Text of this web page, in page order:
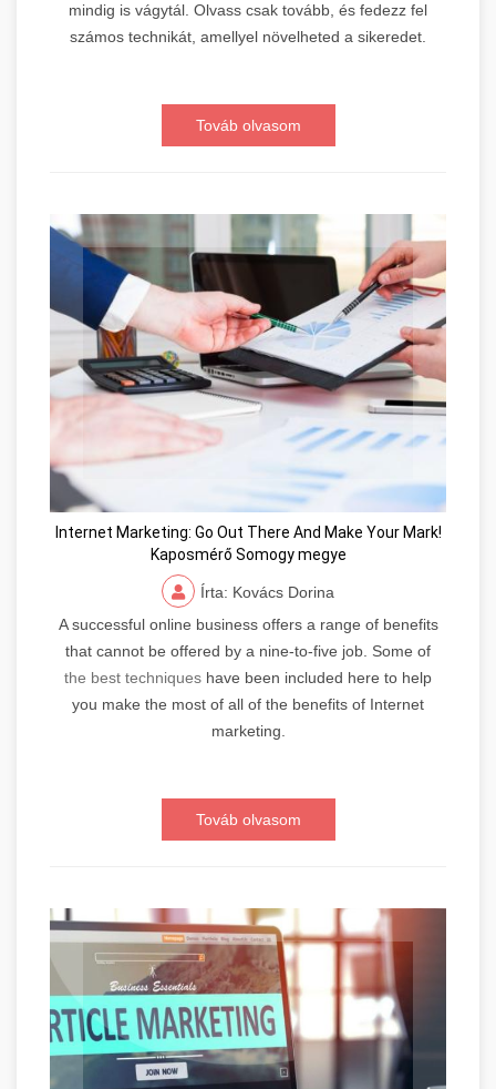
mindig is vágytál. Olvass csak tovább, és fedezz fel
számos technikát, amellyel növelheted a sikeredet.
Továb olvasom
Internet Marketing: Go Out There And Make Your Mark!
Kaposmérő Somogy megye
Írta: Kovács Dorina
A successful online business offers a range of benefits
that cannot be offered by a nine-to-five job. Some of
the best techniques have been included here to help
you make the most of all of the benefits of Internet
marketing.
Továb olvasom